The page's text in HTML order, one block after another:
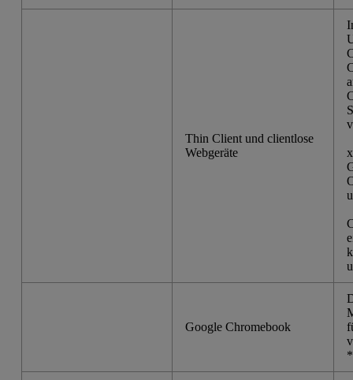
Thin Client und clientlose
Webgeräte
Google Chromebook